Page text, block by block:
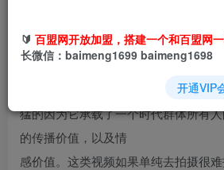
童年回忆这个赛道在短视频里面一直都
猛的因为它承载了一个时代群体所有
的传播价值，以及情
感价值。这类视频如果单纯去拍摄很
🔰 百盟网开放加盟，搭建一个和百盟网
长微信：baimeng1699 baimeng1698
开通VIP